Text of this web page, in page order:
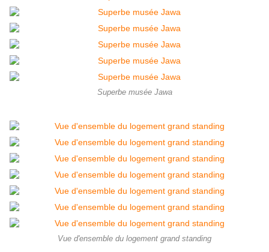
Superbe musée Jawa
Vue d'ensemble du logement grand standing